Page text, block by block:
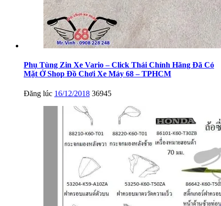
Phụ Tùng Zin Xe Vario – Click Thái Chính Hãng Đã Có
Mặt Ở Shop Đồ Chơi Xe Máy 68 – TPHCM
Đăng lúc 16/12/2018 36945